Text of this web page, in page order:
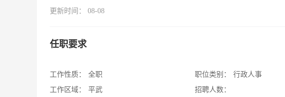
更新时间： 08-08
任职要求
工作性质：
全职
工作区域：
平武
职位类别：
行政人事
招聘人数：